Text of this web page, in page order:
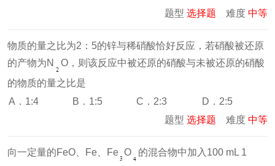
题型 选择题 难度 中等
物质的量之比为2：5的锌与稀硝酸恰好反应，若硝酸被还原
的产物为N
O，则该反应中被还原的硝酸与未被还原的硝酸
的物质的量之比是
A．1:4
B．1:5 C．2:3
D．2:5
题型 选择题 难度 中等
向一定量的FeO、Fe、Fe O
的混合物中加入100 mL 1